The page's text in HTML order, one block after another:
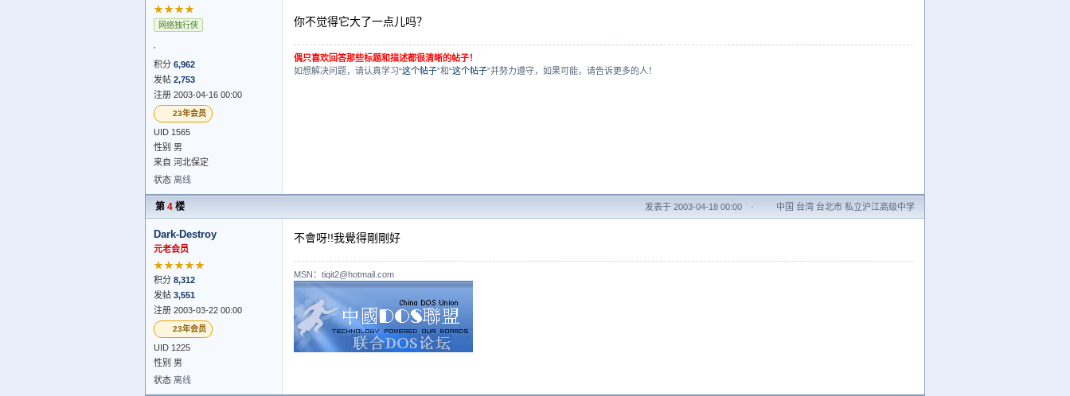
★★★★
网络独行侠
积分 6,962
发帖 2,753
注册 2003-04-16 00:00
23年会员
UID 1565
性别 男
来自 河北保定
状态 离线
你不觉得它大了一点儿吗？
偶只喜欢回答那些标题和描述都很清晰的帖子！
如想解决问题，请认真学习“这个帖子”和“这个帖子”并努力遵守，如果可能，请告诉更多的人！
第 4 楼 发表于 2003-04-18 00:00 · 中国 台湾 台北市 私立沪江高级中学
Dark-Destroy
元老会员
★★★★★
积分 8,312
发帖 3,551
注册 2003-03-22 00:00
23年会员
UID 1225
性别 男
状态 离线
不會呀!!我覺得剛剛好
MSN：tiqit2@hotmail.com